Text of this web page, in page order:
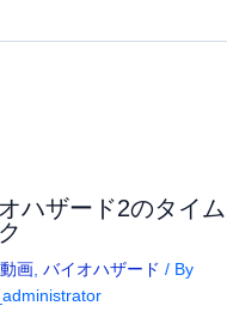
ハザード2のタイ
画, バイオハザード / By